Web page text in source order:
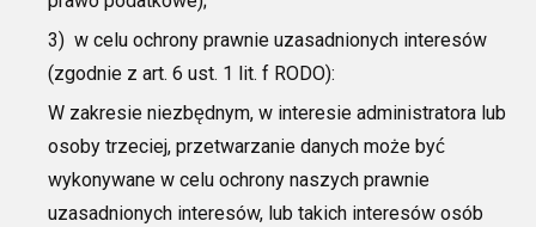
3) w celu ochrony prawnie uzasadnionych interesów
(zgodnie z art. 6 ust. 1 lit. f RODO):
W zakresie niezbędnym, w interesie administratora lub
osoby trzeciej, przetwarzanie danych może być
wykonywane w celu ochrony naszych prawnie
uzasadnionych interesów, lub takich interesów osób